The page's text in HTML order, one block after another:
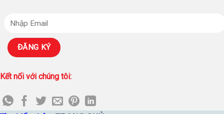
Kết nối với chúng tôi: